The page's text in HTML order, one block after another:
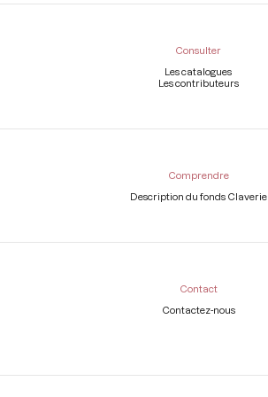
Consulter
Les catalogues
Les contributeurs
Comprendre
Description du fonds Claverie
Contact
Contactez-nous
Légal